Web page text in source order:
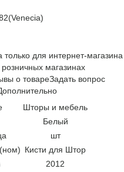
только для интернет-
магазинах
о товареЗадать вопрос
Шторы и мебель
Белый
шт
Кисти для Штор
2012